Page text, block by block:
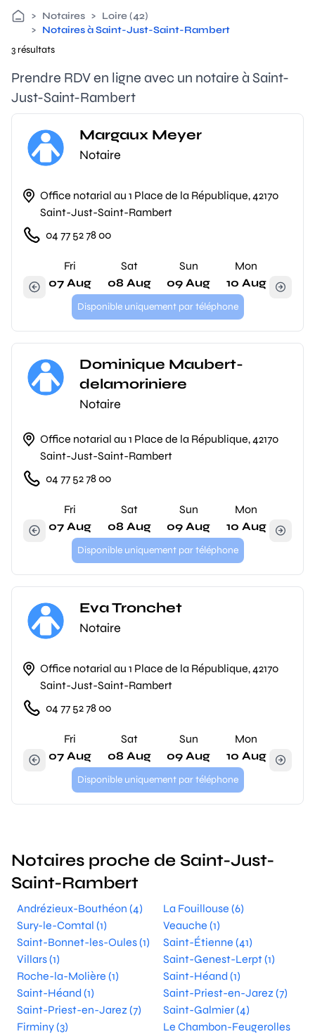
> Notaires > Loire (42)
> Notaires à Saint-Just-Saint-Rambert
3 résultats
Prendre RDV en ligne avec un notaire à Saint-
Just-Saint-Rambert
Margaux Meyer
Notaire
Office notarial au 1 Place de la République, 42170
Saint-Just-Saint-Rambert
04 77 52 78 00
Fri
07 Aug
Sat
08 Aug
Sun
09 Aug
Mon
10 Aug
Disponible uniquement par téléphone
Dominique Maubert-
delamoriniere
Notaire
Office notarial au 1 Place de la République, 42170
Saint-Just-Saint-Rambert
04 77 52 78 00
Fri
07 Aug
Sat
08 Aug
Sun
09 Aug
Mon
10 Aug
Disponible uniquement par téléphone
Eva Tronchet
Notaire
Office notarial au 1 Place de la République, 42170
Saint-Just-Saint-Rambert
04 77 52 78 00
Fri
07 Aug
Sat
08 Aug
Sun
09 Aug
Mon
10 Aug
Disponible uniquement par téléphone
Notaires proche de Saint-Just-
Saint-Rambert
Andrézieux-Bouthéon (4)
La Fouillouse (6)
Sury-le-Comtal (1)
Veauche (1)
Saint-Bonnet-les-Oules (1)
Saint-Étienne (41)
Villars (1)
Saint-Genest-Lerpt (1)
Roche-la-Molière (1)
Saint-Héand (1)
Saint-Héand (1)
Saint-Priest-en-Jarez (7)
Saint-Priest-en-Jarez (7)
Saint-Galmier (4)
Firminy (3)
Le Chambon-Feugerolles